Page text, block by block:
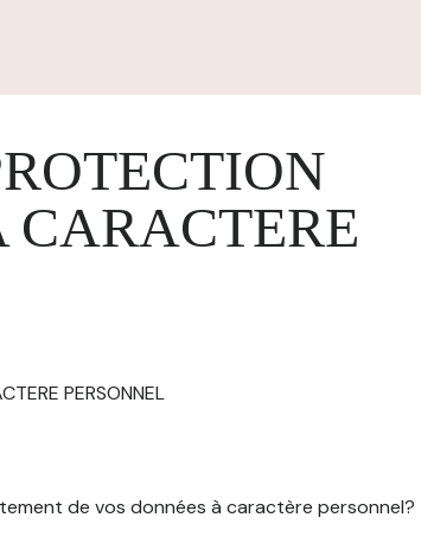
CARACTERE
PERSONNEL
de vos données à caractère personnel?